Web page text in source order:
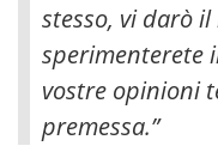
stesso, vi darò
sperimenterete
vostre opinioni
premessa.”